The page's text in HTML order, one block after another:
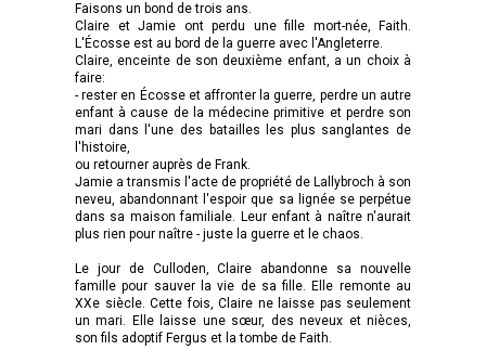
Faisons un bond de trois ans.
Claire et Jamie ont perdu une fille mort-née, Faith.
L'Écosse est au bord de la guerre avec l'Angleterre.
Claire, enceinte de son deuxième enfant, a un choix à
faire:
- rester en Écosse et affronter la guerre, perdre un autre
enfant à cause de la médecine primitive et perdre son
mari dans l'une des batailles les plus sanglantes de
l'histoire,
ou retourner auprès de Frank.
Jamie a transmis l'acte de propriété de Lallybroch à son
neveu, abandonnant l'espoir que sa lignée se perpétue
dans sa maison familiale. Leur enfant à naître n'aurait
plus rien pour naître - juste la guerre et le chaos.
Le jour de Culloden, Claire abandonne sa nouvelle
famille pour sauver la vie de sa fille. Elle remonte au
XXe siècle. Cette fois, Claire ne laisse pas seulement
un mari. Elle laisse une sœur, des neveux et nièces,
son fils adoptif Fergus et la tombe de Faith.